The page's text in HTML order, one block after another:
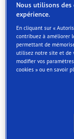
Nous utilisons
expérience.
En cliquant sur «
contribuez à améliorer
permettant de
utilisez notre site et de
modifier vos
cookies » ou en savoir